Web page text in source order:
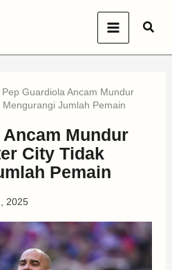
Pep Guardiola Ancam Mundur
Jumlah Pemain
Mundur
City Tidak
Pemain
2025